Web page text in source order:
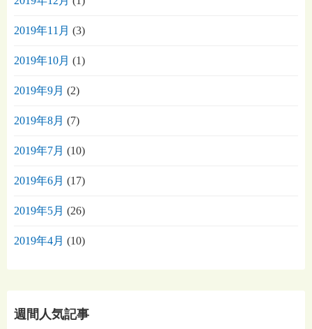
2019年11月 (3)
2019年10月 (1)
2019年9月 (2)
2019年8月 (7)
2019年7月 (10)
2019年6月 (17)
2019年5月 (26)
2019年4月 (10)
週間人気記事